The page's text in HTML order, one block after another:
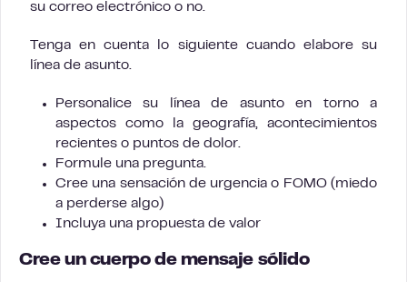
su correo electrónico o no.
Tenga en cuenta lo siguiente cuando elabore su
línea de asunto.
Personalice su línea de asunto en torno a
aspectos como la geografía, acontecimientos
recientes o puntos de dolor.
Formule una pregunta.
Cree una sensación de urgencia o FOMO (miedo
a perderse algo)
Incluya una propuesta de valor
Cree un cuerpo de mensaje sólido